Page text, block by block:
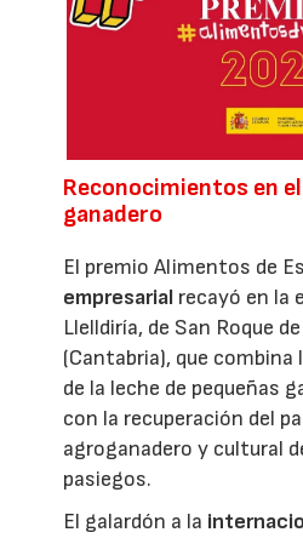
Reconocimientos en
ganadero
El premio Alimentos de
empresarial recayó en la
Llelldiría, de San Roque
(Cantabria), que
de la leche de pequeñas
con la recuperación del
agroganadero y cultural
pasiegos.
El galardón a la